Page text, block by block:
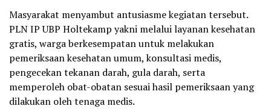
Masyarakat menyambut antusiasme kegiatan tersebut.
PLN IP UBP Holtekamp yakni melalui layanan kesehatan
gratis, warga berkesempatan untuk melakukan
pemeriksaan kesehatan umum, konsultasi medis,
pengecekan tekanan darah, gula darah, serta
memperoleh obat-obatan sesuai hasil pemeriksaan yang
dilakukan oleh tenaga medis.